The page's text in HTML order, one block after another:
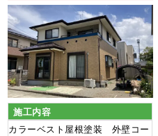
施工内容
カラーベスト屋根塗装 外壁コー